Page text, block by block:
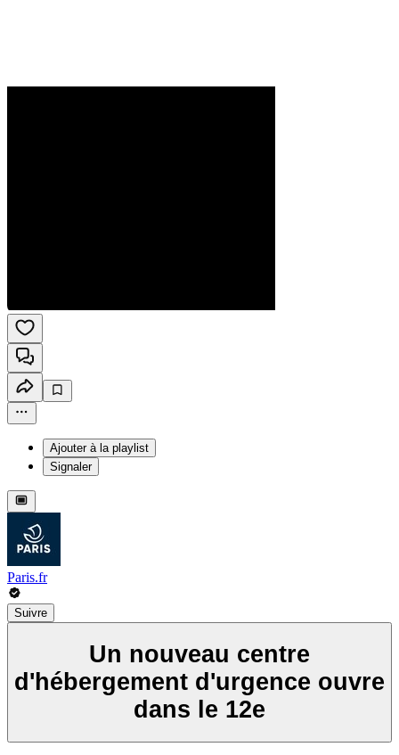
Ajouter à la playlist
Signaler
Paris.fr
Suivre
Un nouveau centre
d'hébergement d'urgence ouvre
dans le 12e